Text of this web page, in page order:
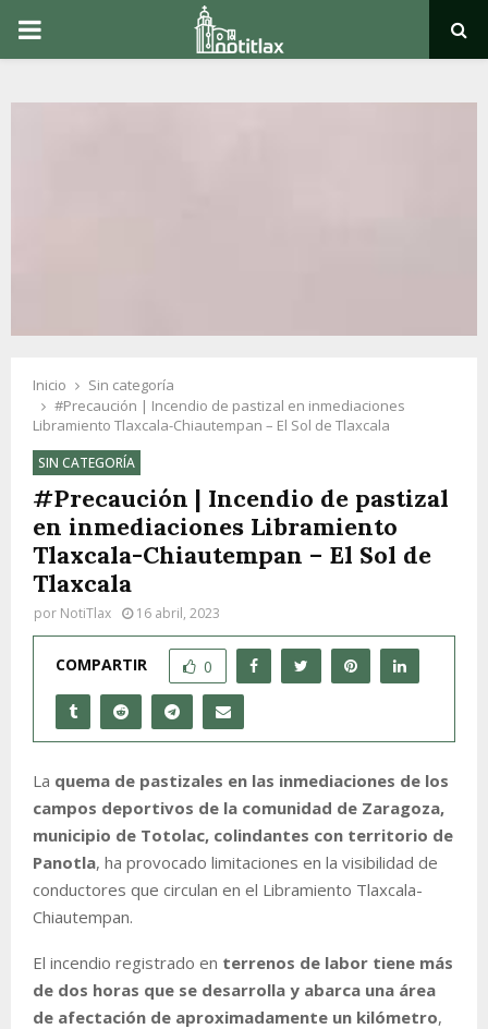
PRIMARY
Inicio
Sin categoría
#Precaución | Incendio de pastizal en inmediaciones
Libramiento Tlaxcala-Chiautempan – El Sol de Tlaxcala
SIN CATEGORÍA
#Precaución | Incendio de pastizal
en inmediaciones Libramiento
Tlaxcala-Chiautempan – El Sol de
Tlaxcala
por NotiTlax 16 abril, 2023
COMPARTIR 0
La quema de pastizales en las inmediaciones de los
campos deportivos de la comunidad de Zaragoza,
municipio de Totolac, colindantes con territorio de
Panotla, ha provocado limitaciones en la visibilidad de
conductores que circulan en el Libramiento Tlaxcala-
Chiautempan.
El incendio registrado en terrenos de labor tiene más
de dos horas que se desarrolla y abarca una área
de afectación de aproximadamente un kilómetro,